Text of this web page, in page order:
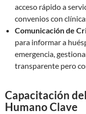
acceso rápido a
convenios con
Comunicación de
para informar a
emergencia,
transparente pero
Capacitación
Humano Clave